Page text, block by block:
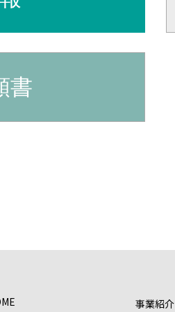
書
事業紹介